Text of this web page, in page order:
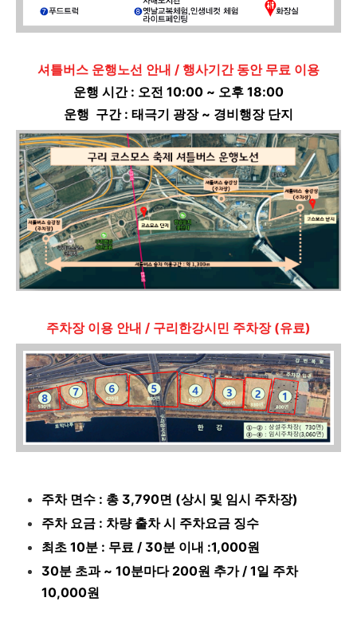
셔틀버스 운행노선 안내 / 행사기간 동안 무료 이용
운행 시간 : 오전 10:00 ~ 오후 18:00
운행 구간 : 태극기 광장 ~ 경비행장 단지
주차장 이용 안내 / 구리한강시민 주차장 (유료)
주차 면수 : 총 3,790면 (상시 및 임시 주차장)
주차 요금 : 차량 출차 시 주차요금 징수
최초 10분 : 무료 / 30분 이내 :1,000원
30분 초과 ~ 10분마다 200원 추가 / 1일 주차
10,000원